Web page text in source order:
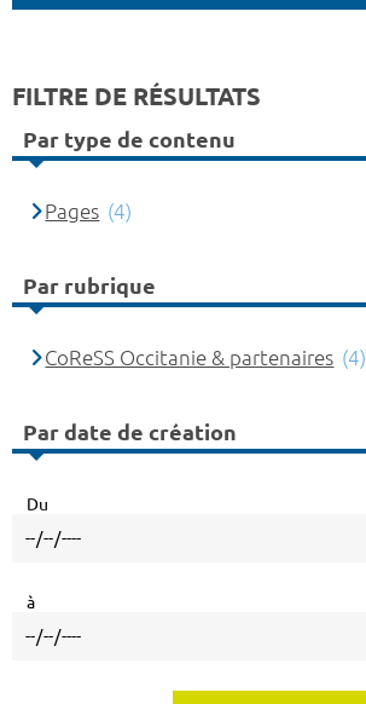
FILTRE DE RÉSULTATS
Par type de contenu
Pages (4)
Par rubrique
CoReSS Occitanie & partenaires (4)
Par date de création
Du
à